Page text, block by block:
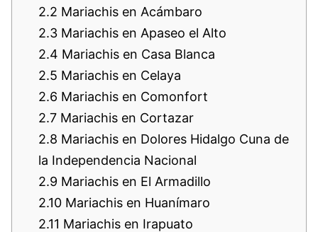
2.2 Mariachis en Acámbaro
2.3 Mariachis en Apaseo el Alto
2.4 Mariachis en Casa Blanca
2.5 Mariachis en Celaya
2.6 Mariachis en Comonfort
2.7 Mariachis en Cortazar
2.8 Mariachis en Dolores Hidalgo Cuna de
la Independencia Nacional
2.9 Mariachis en El Armadillo
2.10 Mariachis en Huanímaro
2.11 Mariachis en Irapuato